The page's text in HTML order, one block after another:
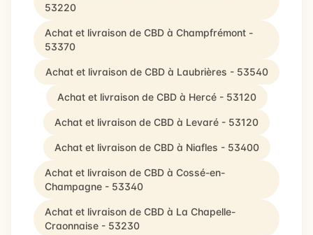
53220
Achat et livraison de CBD à Champfrémont -
53370
Achat et livraison de CBD à Laubrières - 53540
Achat et livraison de CBD à Hercé - 53120
Achat et livraison de CBD à Levaré - 53120
Achat et livraison de CBD à Niafles - 53400
Achat et livraison de CBD à Cossé-en-
Champagne - 53340
Achat et livraison de CBD à La Chapelle-
Craonnaise - 53230